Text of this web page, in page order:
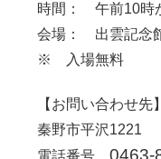
時間： 午前10時
会場： 出雲記念
※ 入場無料
【お問い合わせ先】
秦野市平沢1221
0463-